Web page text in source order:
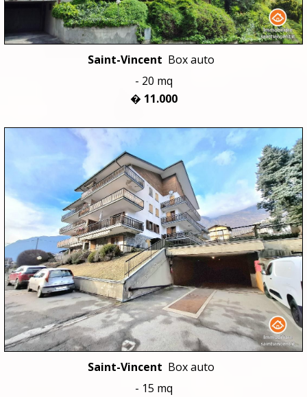
Saint-Vincent Box auto
- 20 mq
� 11.000
Saint-Vincent Box auto
- 15 mq